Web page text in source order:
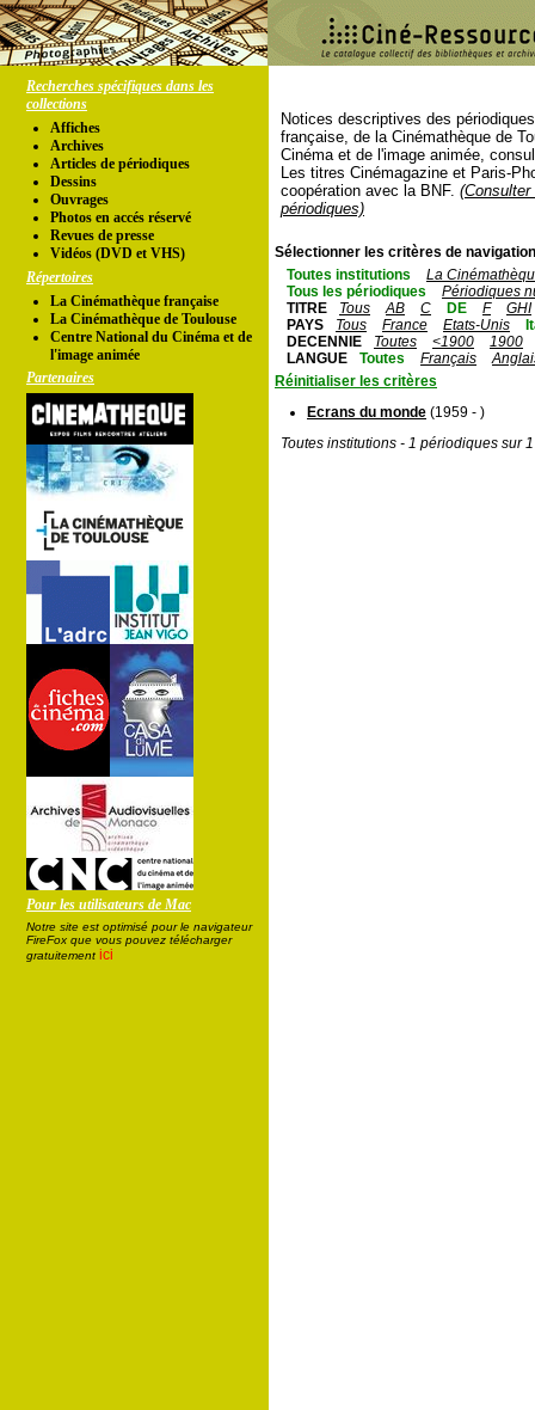
Recherches spécifiques dans les
collections
Affiches
Archives
Articles de périodiques
Dessins
Ouvrages
Photos en accés réservé
Revues de presse
Vidéos (DVD et VHS)
Répertoires
La Cinémathèque française
La Cinémathèque de Toulouse
Centre National du Cinéma et de
l'image animée
Partenaires
Pour les utilisateurs de Mac
Notre site est optimisé pour le navigateur
FireFox que vous pouvez télécharger
gratuitement ici
Notices descriptives des
française, de la Cinémathèque de
Cinéma et de l'image animée,
Les titres Cinémagazine et Paris-
coopération avec la BNF.
périodiques)
Sélectionner les critères de
Toutes institutions
La
Tous les périodiques
Périodiques
TITRE
Tous AB C DE F
GHI
PAYS
Tous France Etats-Unis
DECENNIE
Toutes <1900
1900
LANGUE
Toutes Français
Réinitialiser les critères
Ecrans du monde (1959 - )
Toutes institutions - 1 périodiques sur